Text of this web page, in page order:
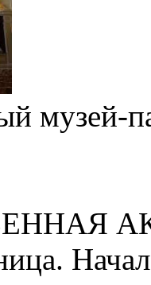
музей-